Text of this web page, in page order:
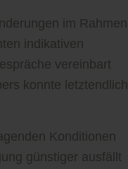
im Rahmen
indikativen
vereinbart
konnte letztendlich
Konditionen
günstiger ausfällt